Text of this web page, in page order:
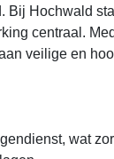
Bij Hochwald
centraal.
veilige en
wat